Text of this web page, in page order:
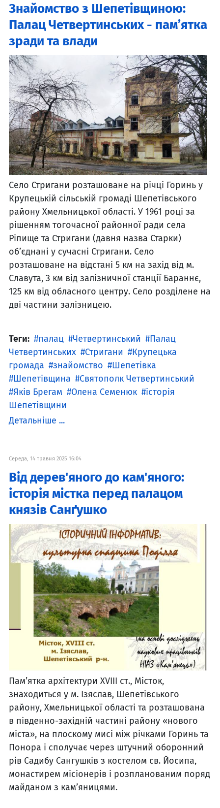
Знайомство з Шепетівщиною:
Палац Четвертинських - пам’ятка
зради та влади
Село Стригани розташоване на річці Горинь у
Крупецькій сільській громаді Шепетівського
району Хмельницької області. У 1961 році за
рішенням тогочасної районної ради села
Ріпище та Стригани (давня назва Старки)
об’єднані у сучасні Стригани. Село
розташоване на відстані 5 км на захід від м.
Славута, 3 км від залізничної станції Бараннє,
125 км від обласного центру. Село розділене на
дві частини залізницею.
Теги: палац Четвертинський
Палац
Четвертинських
Стригани
Крупецька
громада
знайомство
Шепетівка
Шепетівщина
Святополк Четвертинський
Яків Брегам
Олена Семенюк
історія
Шепетівщини
Детальніше ...
Середа, 14 травня 2025 16:04
Від дерев'яного до кам'яного:
історія містка перед палацом
князів Санґушко
Пам’ятка архітектури ХVІІІ ст., Місток,
знаходиться у м. Ізяслав, Шепетівського
району, Хмельницької області та розташована
в південно-західній частині району «нового
міста», на плоскому мисі між річками Горинь та
Понора і сполучає через штучний оборонний
рів Садибу Сангушків з костелом св. Йосипа,
монастирем місіонерів і розпланованим поряд
майданом з кам’яницями.